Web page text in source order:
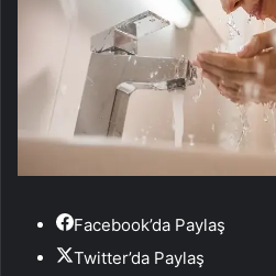
Facebook’da Paylaş
Twitter’da Paylaş